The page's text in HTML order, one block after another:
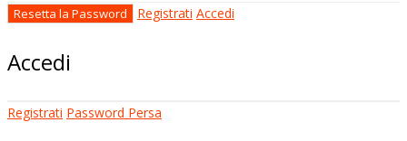
Registrati Accedi
Accedi
Registrati Password Persa